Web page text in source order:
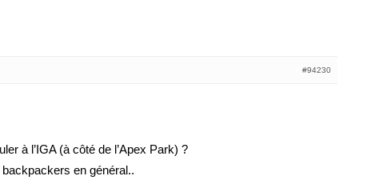
#94230
à l’IGA (à côté de l’Apex Park) ?
en général..